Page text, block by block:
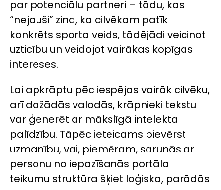
par potenciālu partneri – tādu, kas
“nejauši” zina, ka cilvēkam patīk
konkrēts sporta veids, tādējādi veicinot
uzticību un veidojot vairākas kopīgas
intereses.
Lai apkrāptu pēc iespējas vairāk cilvēku,
arī dažādās valodās, krāpnieki tekstu
var ģenerēt ar mākslīgā intelekta
palīdzību. Tāpēc ieteicams pievērst
uzmanību, vai, piemēram, sarunās ar
personu no iepazīšanās portāla
teikumu struktūra šķiet loģiska, parādās